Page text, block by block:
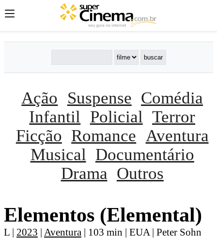
Ação Suspense Comédia
Infantil
Policial Terror
Ficção Romance Aventura
Musical
Documentário
Drama Outros
Elementos (Elemental)
L | 2023 | Aventura | 103 min | EUA | Peter Sohn